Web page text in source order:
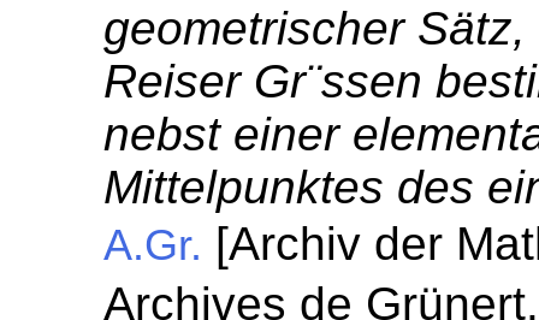
geometrischer
Reiser Gr¨ssen
nebst einer
Mittelpunktes des
A.Gr. [Archiv der
Archives de